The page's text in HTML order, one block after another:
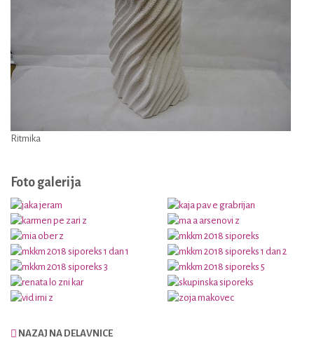
Ritmika
Foto galerija
NAZAJ NA DELAVNICE